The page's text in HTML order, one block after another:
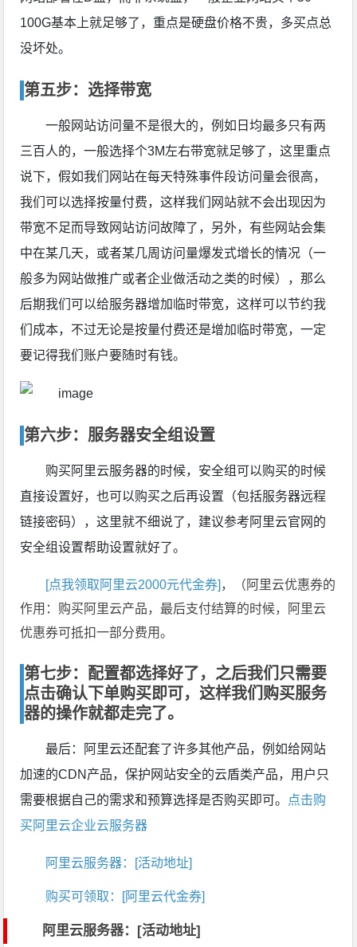
100G基本上就足够了，重点是硬盘价格不贵，多买点总
没坏处。
第五步：选择带宽
一般网站访问量不是很大的，例如日均最多只有两
三百人的，一般选择个3M左右带宽就足够了，这里重点
说下，假如我们网站在每天特殊事件段访问量会很高，
我们可以选择按量付费，这样我们网站就不会出现因为
带宽不足而导致网站访问故障了，另外，有些网站会集
中在某几天，或者某几周访问量爆发式增长的情况（一
般多为网站做推广或者企业做活动之类的时候），那么
后期我们可以给服务器增加临时带宽，这样可以节约我
们成本，不过无论是按量付费还是增加临时带宽，一定
要记得我们账户要随时有钱。
第六步：服务器安全组设置
购买阿里云服务器的时候，安全组可以购买的时候
直接设置好，也可以购买之后再设置（包括服务器远程
链接密码），这里就不细说了，建议参考阿里云官网的
安全组设置帮助设置就好了。
[点我领取阿里云2000元代金券] ，（阿里云优惠券的
作用：购买阿里云产品，最后支付结算的时候，阿里云
优惠券可抵扣一部分费用。
第七步：配置都选择好了，之后我们只需要
点击确认下单购买即可，这样我们购买服务
器的操作就都走完了。
最后：阿里云还配套了许多其他产品，例如给网站
加速的CDN产品，保护网站安全的云盾类产品，用户只
需要根据自己的需求和预算选择是否购买即可。 点击购
买阿里云企业云服务器
阿里云服务器：[活动地址]
购买可领取：[阿里云代金券]
阿里云服务器：[活动地址]